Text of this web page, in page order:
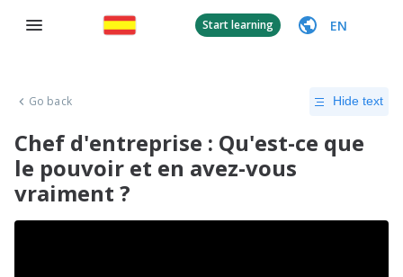
Start learning EN
Go back Hide text
Chef d'entreprise : Qu'est-ce que
le pouvoir et en avez-vous
vraiment ?